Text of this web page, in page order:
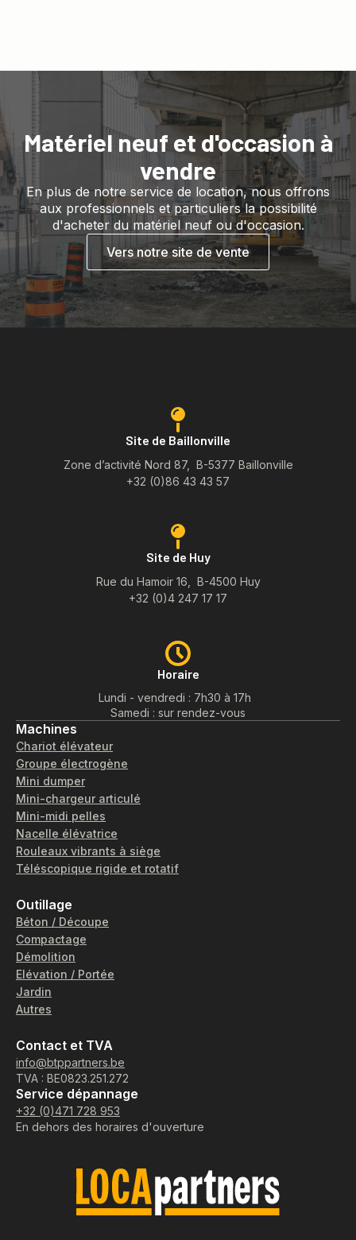
Matériel neuf et d'occasion à
vendre
En plus de notre service de location, nous offrons
aux professionnels et particuliers la possibilité
d'acheter du matériel neuf ou d'occasion.
Vers notre site de vente
Site de Baillonville
Zone d’activité Nord 87, B-5377 Baillonville
+32 (0)86 43 43 57
Site de Huy
Rue du Hamoir 16, B-4500 Huy
+32 (0)4 247 17 17
Horaire
Lundi - vendredi : 7h30 à 17h
Samedi : sur rendez-vous
Machines
Chariot élévateur
Groupe électrogène
Mini dumper
Mini-chargeur articulé
Mini-midi pelles
Nacelle élévatrice
Rouleaux vibrants à siège
Téléscopique rigide et rotatif
Outillage
Béton / Découpe
Compactage
Démolition
Elévation / Portée
Jardin
Autres
Contact et TVA
info@btppartners.be
TVA : BE0823.251.272
Service dépannage
+32 (0)471 728 953
En dehors des horaires d'ouverture